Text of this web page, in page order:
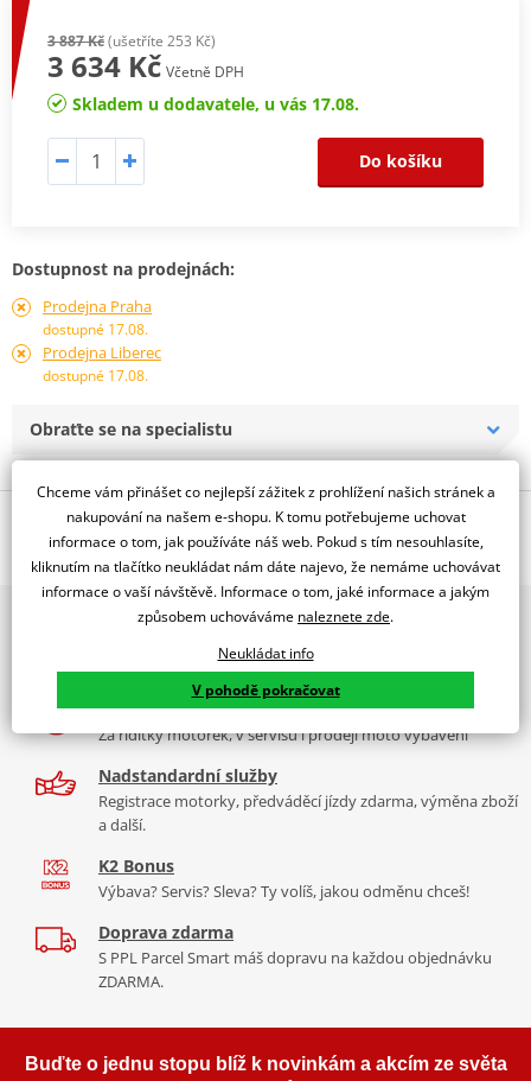
3 887 Kč(ušetříte 253 Kč)
3 634 Kč Včetně DPH
Skladem u dodavatele, u vás 17.08.
Do košíku
Dostupnost na prodejnách:
Prodejna Praha
dostupné 17.08.
Prodejna Liberec
dostupné 17.08.
Obraťte se na specialistu
Popis a parametry
Jsme autorizovaný
dealer značky EK + SUPERSPROX
Řetězová sada - Řetěz EK, řada MVXZ2, ve zlaté barvě, těsněný QX-
kroužkem. Ocelové kolečko a rozeta SUPERSPROX.
Řetěz 520 MVXZ2
proto, že je použitelný až do 1 000ccm. Tudíž je vhodnou
alternativou (a jedinou na trhu), k nejdražším, nejlepším řetězům
pro silné stroje. Je suverénně nejpevnější a jako jediný má ZST a je
těsněný QX-kroužkem.
Typické motorky:Kawasaki Z800, Ducati Monster 900, Honda NC
750, Suzuki DL 1000 V-strom, závodní superbiky s přestavbou na
rozměr řetězu 520.
Řada MVXZ
2x multibrand showroom
9 značek motocyklů, servis, oblečení, doplňky i náhradní
díly, to vše v Praze a Liberci
Více než 30 let zkušeností
Za řídítky motorek, v servisu i prodeji moto vybavení
Nadstandardní služby
Registrace motorky, předváděcí jízdy zdarma, výměna zboží
a další.
K2 Bonus
Výbava? Servis? Sleva? Ty volíš, jakou odměnu chceš!
Doprava zdarma
S PPL Parcel Smart máš dopravu na každou objednávku
ZDARMA.
Buďte o jednu stopu blíž k novinkám a akcím ze světa
Chceme vám přinášet co nejlepší zážitek z prohlížení našich stránek a
nakupování na našem e-shopu. K tomu potřebujeme uchovat
informace o tom, jak používáte náš web. Pokud s tím nesouhlasíte,
kliknutím na tlačítko neukládat nám dáte najevo, že nemáme uchovávat
informace o vaší návštěvě. Informace o tom, jaké informace a jakým
způsobem uchováváme naleznete zde.
Neukládat info
V pohodě pokračovat